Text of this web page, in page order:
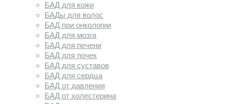
БАД для кожи
БАДы для волос
БАД при онкологии
БАД для мозга
БАД для печени
БАД для почек
БАД для суставов
БАД для сердца
БАД от давления
БАД от холестерина